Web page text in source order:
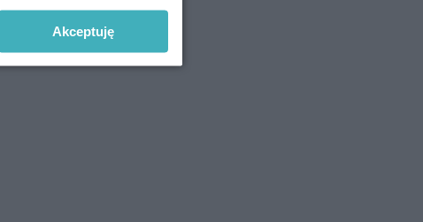
Akceptuję